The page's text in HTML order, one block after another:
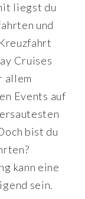
liegst du
und
Cruises
allem
Events auf
bist du
kann eine
sein.